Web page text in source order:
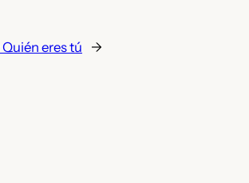
Quién eres tú →